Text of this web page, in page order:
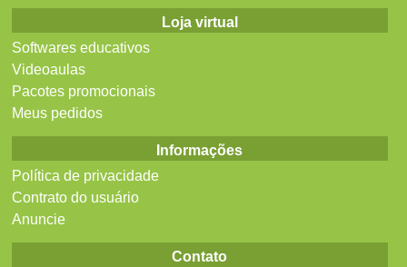
Loja virtual
Softwares educativos
Videoaulas
Pacotes promocionais
Meus pedidos
Informações
Política de privacidade
Contrato do usuário
Anuncie
Contato